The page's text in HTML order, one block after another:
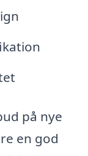
på nye
en god